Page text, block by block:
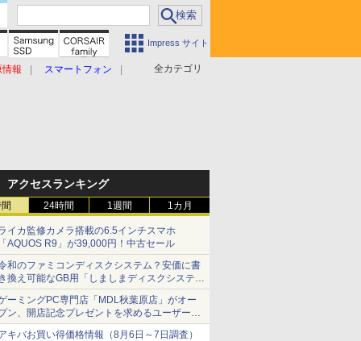
Impress サイト
全カテゴリ
情報 スマートフォン
アクセスランキング
24時間 1週間 1カ月
イカ監修カメラ搭載の6.5インチスマホ
AQUOS R9」が39,000円！中古セール
和のファミコンディスクシステム？安価に書
換え可能なGB用「しましまディスクシステ
」
ーミングPC専門店「MDL秋葉原店」がオー
ン、開店記念プレゼントを求めるユーザーが
し寄せ長蛇の列に
キバお買い得価格情報（8月6日～7日調査）